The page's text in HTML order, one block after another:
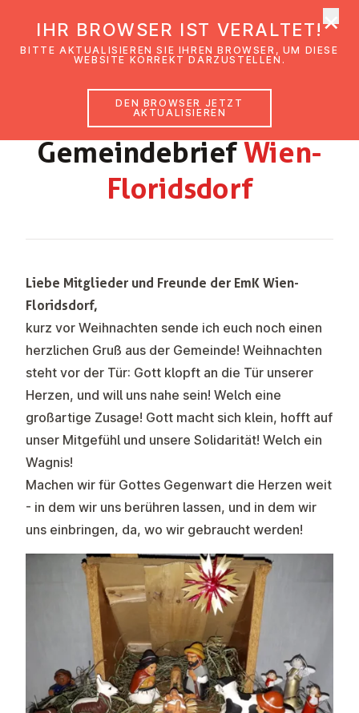
Ge­mein­de­briefWien-
Flo­rids­dorf
WEIHNACHTEN - JÄNNER
Liebe Mitglieder und Freunde der EmK Wien-
Floridsdorf,
kurz vor Weihnachten sende ich euch noch einen
herzlichen Gruß aus der Gemeinde! Weihnachten
steht vor der Tür: Gott klopft an die Tür unserer
Herzen, und will uns nahe sein! Welch eine
großartige Zusage! Gott macht sich klein, hofft auf
unser Mitgefühl und unsere Solidarität! Welch ein
Wagnis!
Machen wir für Gottes Gegenwart die Herzen weit
- in dem wir uns berühren lassen, und in dem wir
uns einbringen, da, wo wir gebraucht werden!
IHR BROWSER IST VERALTET!
BITTE AKTUALISIEREN SIE IHREN BROWSER, UM DIESE
WEBSITE KORREKT DARZUSTELLEN.
DEN BROWSER JETZT
AKTUALISIEREN
×